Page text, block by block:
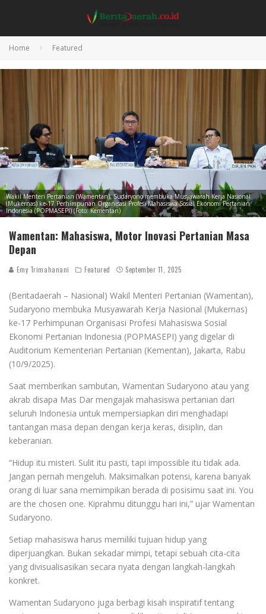
Home Featured
Wakil Menteri Pertanian (Wamentan), Sudaryono membuka Musyawarah Kerja Nasional
(Mukernas) ke-17 Perhimpunan Organisasi Profesi Mahasiswa Sosial Ekonomi Pertanian
Indonesia (POPMASEPI) (Foto: Kementan)
Wamentan: Mahasiswa, Motor Inovasi Pertanian Masa
Depan
Emy Trimahanani Featured September 11, 2025
(Beritadaerah – Nasional) Wakil Menteri Pertanian (Wamentan),
Sudaryono membuka Musyawarah Kerja Nasional (Mukernas)
ke-17 Perhimpunan Organisasi Profesi Mahasiswa Sosial
Ekonomi Pertanian Indonesia (POPMASEPI) yang digelar di
Auditorium Kementerian Pertanian (Kementan), Jakarta, Rabu
(10/9/2025).
Saat memberikan sambutan, Wamentan Sudaryono atau yang
akrab disapa Mas Dar mengajak mahasiswa pertanian dari
seluruh Indonesia untuk mempersiapkan diri menghadapi
tantangan masa depan dengan kerja keras, disiplin, dan
keberanian.
“Hidup itu misteri. Sulit itu pasti, tapi impossible itu tidak ada.
Jangan pernah mengeluh. Maksimalkan potensi, karena banyak
orang di luar sana memimpikan berada di posisimu saat ini. You
are the chosen one. Kiprahmu ditunggu hari ini,” ujar Wamentan
Sudaryono.
Setiap mahasiswa harus memiliki tujuan hidup yang
diperjuangkan. Bukan sekadar mimpi, tetapi sebuah cita-cita
yang divisualisasikan secara nyata dengan langkah-langkah
konkret.
Wamentan Sudaryono juga berbagi kisah inspiratif tentang